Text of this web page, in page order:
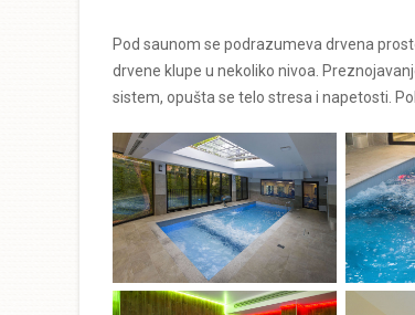
Pod saunom se podrazumeva drvena
drvene klupe u nekoliko nivoa.
sistem, opušta se telo stresa i napetosti.